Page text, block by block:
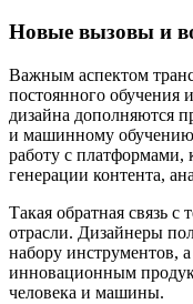
Новые вызовы и
Важным аспектом
постоянного обучения
дизайна дополняются
и машинному
работу с платформами,
генерации контента,
Такая обратная связь с
отрасли. Дизайнеры
набору инструментов,
инновационным
человека и машины.